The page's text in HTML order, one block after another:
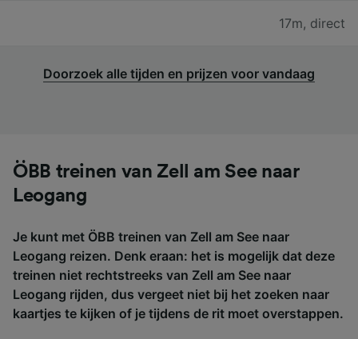
17m, direct
Doorzoek alle tijden en prijzen voor vandaag
ÖBB treinen van Zell am See naar
Leogang
Je kunt met ÖBB treinen van Zell am See naar
Leogang reizen. Denk eraan: het is mogelijk dat deze
treinen niet rechtstreeks van Zell am See naar
Leogang rijden, dus vergeet niet bij het zoeken naar
kaartjes te kijken of je tijdens de rit moet overstappen.